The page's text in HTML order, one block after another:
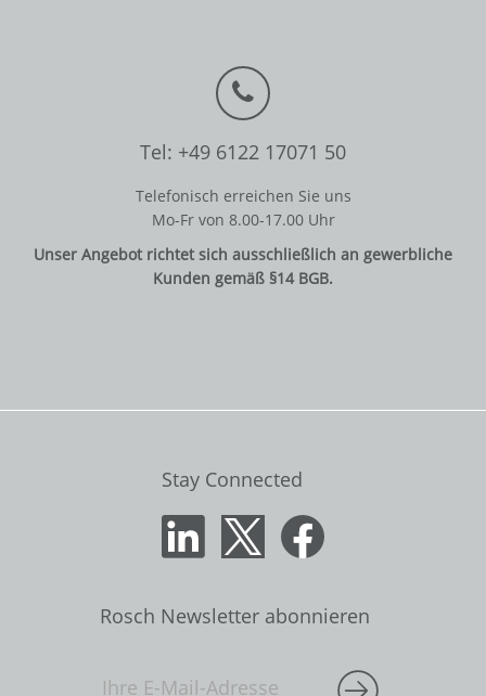
Tel: +49 6122 17071 50
Telefonisch erreichen Sie uns
Mo-Fr von 8.00-17.00 Uhr
Unser Angebot richtet sich ausschließlich an gewerbliche
Kunden gemäß §14 BGB.
Stay Connected
Rosch Newsletter abonnieren